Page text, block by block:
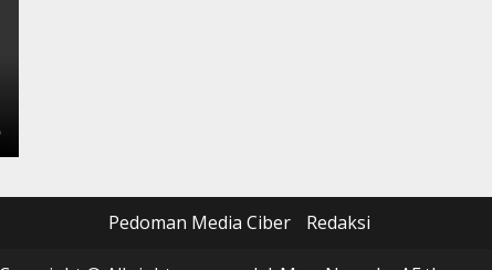
Pedoman Media Ciber Redaksi